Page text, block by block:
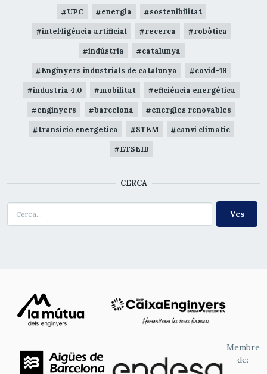
UPC energia sostenibilitat
intel·ligència artificial recerca robòtica
indústria catalunya
Enginyers industrials de catalunya covid-19
industria 4.0 mobilitat eficiència energètica
enginyers barcelona energies renovables
transicio energetica STEM canvi climatic
ETSEIB
CERCA
Membre
de: